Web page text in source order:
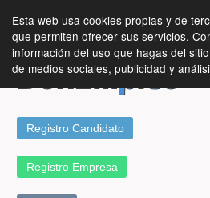
Esta web usa cookies propias y de
que permiten ofrecer sus servicios.
información del uso que hagas del
de medios sociales, publicidad y
Registro Candidato
Registro Empresa